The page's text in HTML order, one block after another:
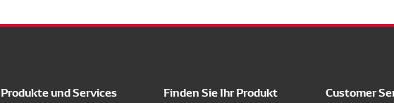
Produkte und Services Finden Sie Ihr Produkt Customer